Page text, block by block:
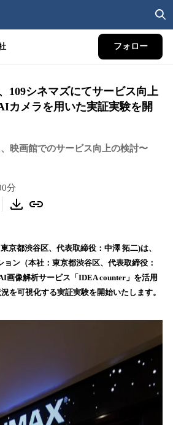
フォロー
109シネマズにてサービス向上
カメラを用いた実証実験を開
映画館でのサービス向上の検討〜
分
京都渋谷区、代表取締役：中澤 拓二)は、
ン（本社：東京都渋谷区、代表取締役：
画像解析サービス「IDEA counter」を活用
を可視化する実証実験を開始いたします。